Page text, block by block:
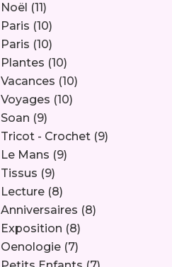
Noël (11)
Paris (10)
Paris (10)
Plantes (10)
Vacances (10)
Voyages (10)
Soan (9)
Tricot - Crochet (9)
Le Mans (9)
Tissus (9)
Lecture (8)
Anniversaires (8)
Exposition (8)
Oenologie (7)